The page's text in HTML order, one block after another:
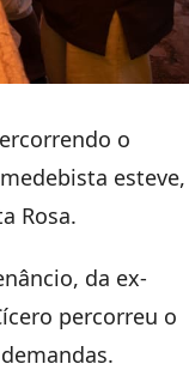
o
esteve,
Rosa.
da ex-
percorreu o